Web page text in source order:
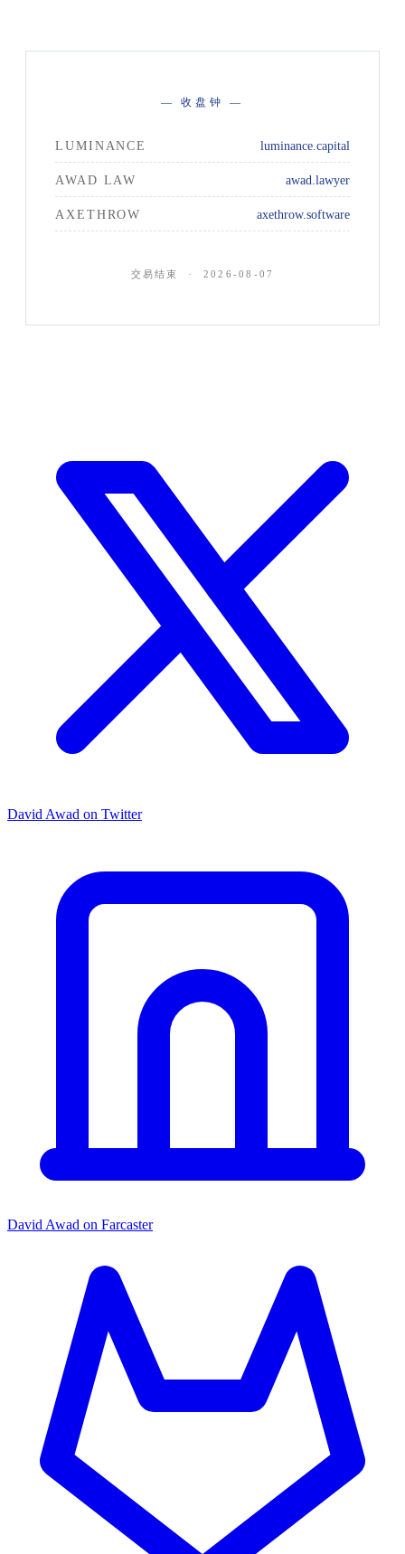
— 收盘钟 —
LUMINANCE luminance.capital
AWAD LAW awad.lawyer
AXETHROW axethrow.software
交易结束 · 2026-08-07
David Awad on Twitter
David Awad on Farcaster